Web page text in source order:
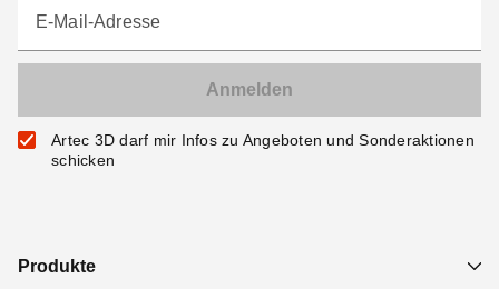
E-Mail-Adresse
Artec 3D darf mir Infos zu Angeboten und Sonderaktionen
schicken
Produkte